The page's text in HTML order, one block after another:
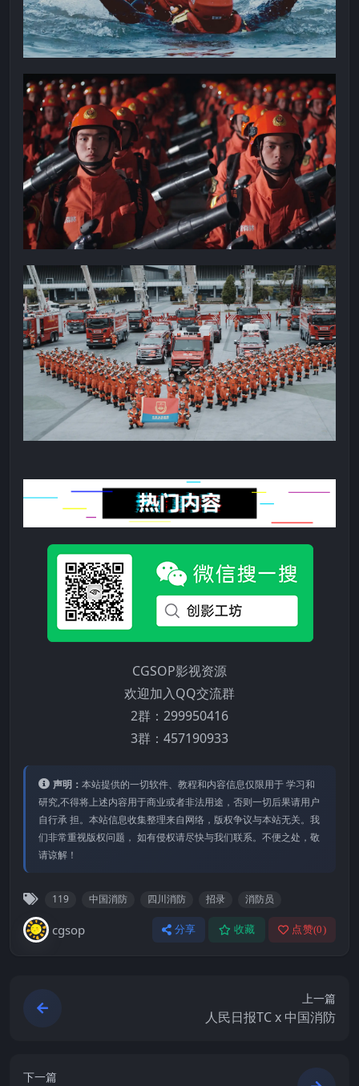
CGSOP影视资源
欢迎加入QQ交流群
2群：299950416
3群：457190933
声明： 本站提供的⼀切软件、教程和内容信息仅限⽤于 学习和
研究,不得将上述内容⽤于商业或者⾮法⽤途，否则⼀切后果请⽤户
⾃⾏承 担。本站信息收集整理来⾃⽹络，版权争议与本站⽆关。我
们⾮常重视版权问题， 如有侵权请尽快与我们联系。不便之处，敬
请谅解！
119 中国消防 四川消防 招录 消防员
cgsop 分享 收藏 点赞(0)
上一篇
人民日报TC x 中国消防
下一篇